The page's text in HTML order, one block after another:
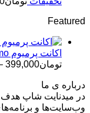
Featured
اکانت پرمیوم Puzzmo - سایت پازل و بازی های فکری
تومان399,000
درباره ی ما
در میدنایت شاپ هدف
وب‌سایت‌ها و